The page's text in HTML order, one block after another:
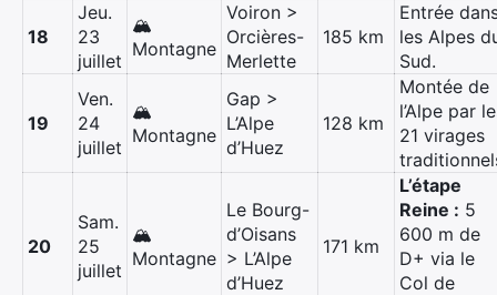
18
Jeu.
23
juillet
🏔️
Montagne
Voiron >
Orcières-
Merlette
185 km
Entrée
les Alpes
Sud.
19
Ven.
24
juillet
🏔️
Montagne
Gap >
L’Alpe
d’Huez
128 km
Montée de
l’Alpe par
21 virages
20
Sam.
25
juillet
🏔️
Montagne
Le Bourg-
d’Oisans
> L’Alpe
d’Huez
171 km
L’étape
Reine : 5
600 m de
D+ via le
Col de